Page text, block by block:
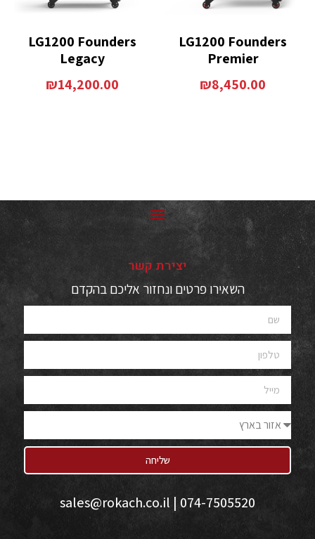
LG1200 Founders
Premier
₪8,450.00
LG1200 Founders
Legacy
₪14,200.00
יצירת קשר
השאירו פרטים ונחזור אליכם בהקדם
שליחה
074-7505520 |
sales@rokach.co.il